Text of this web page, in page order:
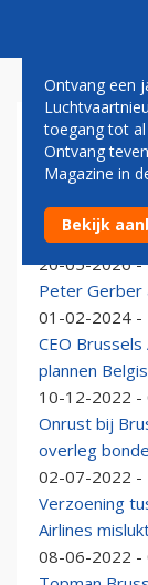
PETER
Condor-
Zaventem op
20-05-2026 -
Peter Gerber
01-02-2024 -
CEO
plannen
10-12-2022 -
Onrust bij
overleg
02-07-2022 -
Verzoening
Airlines
08-06-2022 -
Ontvang een
toegang tot al
Ontvang
Magazine in
Bekijk